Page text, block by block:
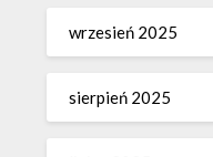
wrzesień 2025
sierpień 2025